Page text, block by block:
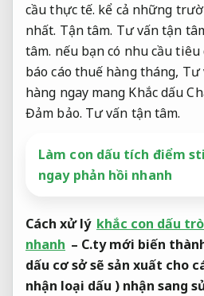
cầu thực tế. kể cả những
nhất. Tận tâm. Tư vấn tận
tâm. nếu bạn có nhu cầu
báo cáo thuế hàng tháng, Tư
hàng ngay mang Khắc dấu
Đảm bảo. Tư vấn tận tâm.
Làm con dấu tích điểm
ngay phản hồi nhanh
Cách xử lý khắc con dấu
nhanh – C.ty mới biến
dấu cơ sở sẽ sản xuất cho
nhận loại dấu ) nhận sang